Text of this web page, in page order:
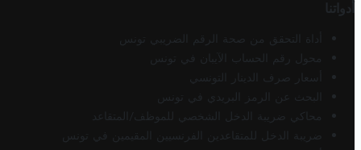
أدواتنا
أداة التحقق من صحة الرقم الضريبي تونس
محول رقم الحساب الآيبان في تونس
أسعار صرف الدينار التونسي
البحث عن الرمز البريدي في تونس
محاكي ضريبة الدخل الشخصي للموظف/المتقاعد
ضريبة الدخل للمتقاعدين الفرنسيين المقيمين في تونس